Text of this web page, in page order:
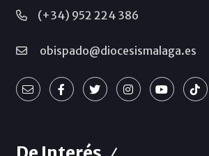
(+34) 952 224 386
obispado@diocesismalaga.es